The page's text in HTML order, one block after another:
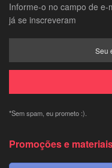
Informe-o no campo de
já se inscreveram
*Sem spam, eu prometo :).
Promoções e